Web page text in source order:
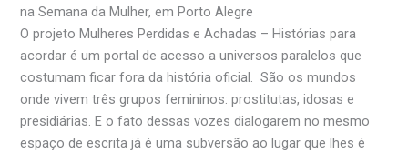
na Semana da Mulher, em Porto Alegre
O projeto Mulheres Perdidas e Achadas – Histórias para
acordar é um portal de acesso a universos paralelos que
costumam ficar fora da história oficial. São os mundos
onde vivem três grupos femininos: prostitutas, idosas e
presidiárias. E o fato dessas vozes dialogarem no mesmo
espaço de escrita já é uma subversão ao lugar que lhes é